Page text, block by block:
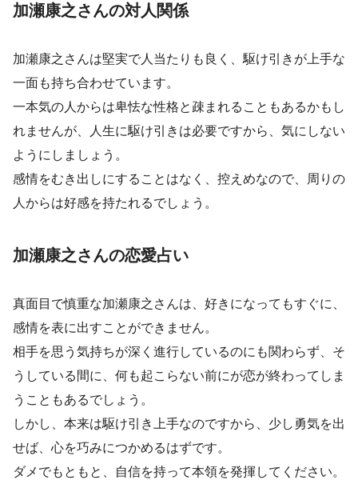
加瀬康之さんの対人関係
加瀬康之さんは堅実で人当たりも良く、駆け引きが上手な
一面も持ち合わせています。
一本気の人からは卑怯な性格と疎まれることもあるかもし
れませんが、人生に駆け引きは必要ですから、気にしない
ようにしましょう。
感情をむき出しにすることはなく、控えめなので、周りの
人からは好感を持たれるでしょう。
加瀬康之さんの恋愛占い
真面目で慎重な加瀬康之さんは、好きになってもすぐに、
感情を表に出すことができません。
相手を思う気持ちが深く進行しているのにも関わらず、そ
うしている間に、何も起こらない前にが恋が終わってしま
うこともあるでしょう。
しかし、本来は駆け引き上手なのですから、少し勇気を出
せば、心を巧みにつかめるはずです。
ダメでもともと、自信を持って本領を発揮してください。